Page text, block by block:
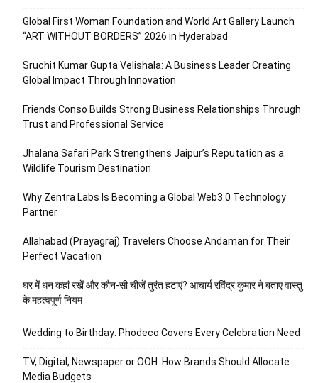
Global First Woman Foundation and World Art Gallery Launch
“ART WITHOUT BORDERS” 2026 in Hyderabad
Sruchit Kumar Gupta Velishala: A Business Leader Creating
Global Impact Through Innovation
Friends Conso Builds Strong Business Relationships Through
Trust and Professional Service
Jhalana Safari Park Strengthens Jaipur’s Reputation as a
Wildlife Tourism Destination
Why Zentra Labs Is Becoming a Global Web3.0 Technology
Partner
Allahabad (Prayagraj) Travelers Choose Andaman for Their
Perfect Vacation
घर में धन कहां रखें और कौन-सी चीजें तुरंत हटाएं? आचार्य रविंद्र कुमार ने बताए वास्तु
के महत्वपूर्ण नियम
Wedding to Birthday: Phodeco Covers Every Celebration Need
TV, Digital, Newspaper or OOH: How Brands Should Allocate
Media Budgets